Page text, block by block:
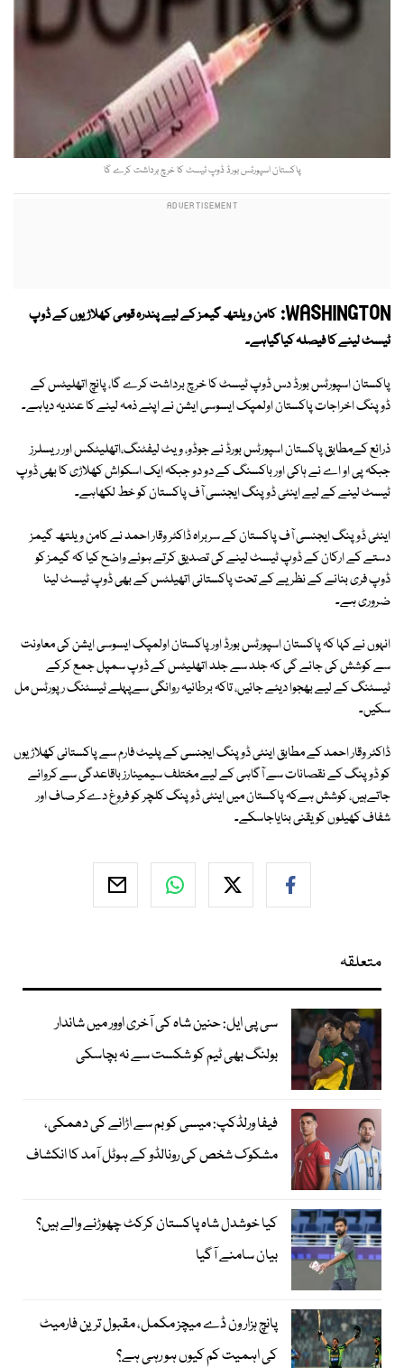
پاکستان اسپورٹس بورڈ ڈوپ ٹیسٹ کا خرچ برداشت کرے گا
WASHINGTON: کامن ویلتھ گیمز کے لیے پندرہ قومی کھلاڑیوں کے ڈوپ
ٹیسٹ لینے کا فیصلہ کیاگیاہے۔
پاکستان اسپورٹس بورڈ دس ڈوپ ٹیسٹ کا خرچ برداشت کرے گا، پانچ اتھلیٹس کے
ڈوپنگ اخراجات پاکستان اولمپک ایسوسی ایشن نے اپنے ذمہ لینے کا عندیہ دیاہے۔
ذرائع کےمطابق پاکستان اسپورٹس بورڈ نے جوڈو، ویٹ لیفٹنگ،اتھلیٹکس اور ریسلرز
جبکہ پی او اے نے ہاکی اور باکسنگ کے دو دو جبکہ ایک اسکواش کھلاڑی کا بھی ڈوپ
ٹیسٹ لینے کے لیے اینٹی ڈوپنگ ایجنسی آف پاکستان کو خط لکھاہے۔
اینٹی ڈوپنگ ایجنسی آف پاکستان کے سربراہ ڈاکٹر وقار احمد نے کامن ویلتھ گیمز
دستے کے ارکان کے ڈوپ ٹیسٹ لینے کی تصدیق کرتے ہوئے واضح کیا کہ گیمز کو
ڈوپ فری بنانے کے نظریے کے تحت پاکستانی اتھیلٹس کے بھی ڈوپ ٹیسٹ لینا
ضروری ہے۔
انہوں نے کہا کہ پاکستان اسپورٹس بورڈ اور پاکستان اولمپک ایسوسی ایشن کی معاونت
سے کوشش کی جائے گی کہ جلد سے جلد اتھلیٹس کے ڈوپ سمپل جمع کرکے
ٹیسٹنگ کے لیے بھجوا دیئے جائیں، تاکہ برطانیہ روانگی سےپہلے ٹیسٹنگ رپورٹس مل
سکیں۔
ڈاکٹر وقار احمد کے مطابق اینٹی ڈوپنگ ایجنسی کے پلیٹ فارم سے پاکستانی کھلاڑیوں
کو ڈوپنگ کے نقصانات سے آگاہی کے لیے مختلف سیمینارز باقاعدگی سے کروائے
جاتےہیں، کوشش ہےکہ پاکستان میں اینٹی ڈوپنگ کلچر کو فروغ دےکر صاف اور
شفاف کھیلوں کو یقنی بنایاجاسکے۔
متعلقہ
سی پی ایل: حنین شاہ کی آخری اوور میں شاندار
بولنگ بھی ٹیم کو شکست سے نہ بچاسکی
فیفا ورلڈکپ: میسی کو بم سے اڑانے کی دھمکی،
مشکوک شخص کی رونالڈو کے ہوٹل آمد کا انکشاف
کیا خوشدل شاہ پاکستان کرکٹ چھوڑنے والے ہیں؟
بیان سامنے آگیا
پانچ ہزار ون ڈے میچز مکمل، مقبول ترین فارمیٹ
کی اہمیت کم کیوں ہو رہی ہے؟